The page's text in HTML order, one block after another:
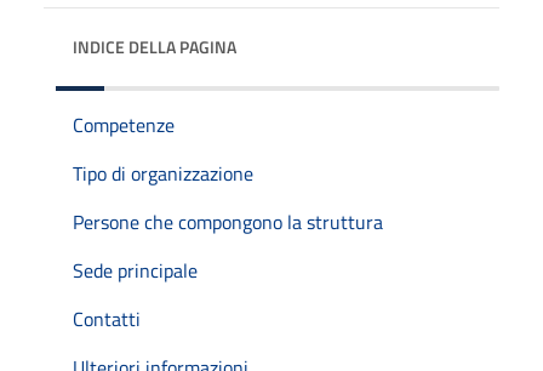
INDICE DELLA PAGINA
Competenze
Tipo di organizzazione
Persone che compongono la struttura
Sede principale
Contatti